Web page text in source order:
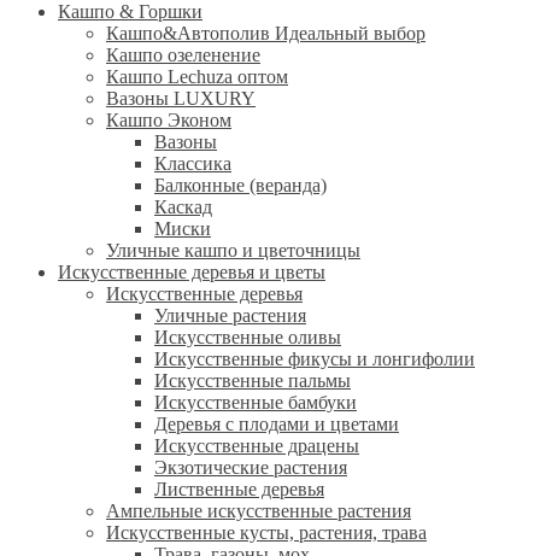
Кашпо & Горшки
Кашпо&Автополив Идеальный выбор
Кашпо озеленение
Кашпо Lechuza оптом
Вазоны LUXURY
Кашпо Эконом
Вазоны
Классика
Балконные (веранда)
Каскад
Миски
Уличные кашпо и цветочницы
Искусственные деревья и цветы
Искусственные деревья
Уличные растения
Искусственные оливы
Искусственные фикусы и лонгифолии
Искусственные пальмы
Искусственные бамбуки
Деревья с плодами и цветами
Искусственные драцены
Экзотические растения
Лиственные деревья
Ампельные искусственные растения
Искусственные кусты, растения, трава